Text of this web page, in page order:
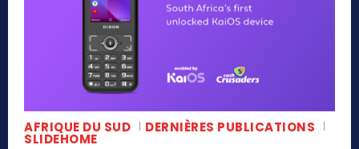
AFRIQUE DU SUD DERNIÈRES PUBLICATIONS
SLIDEHOME